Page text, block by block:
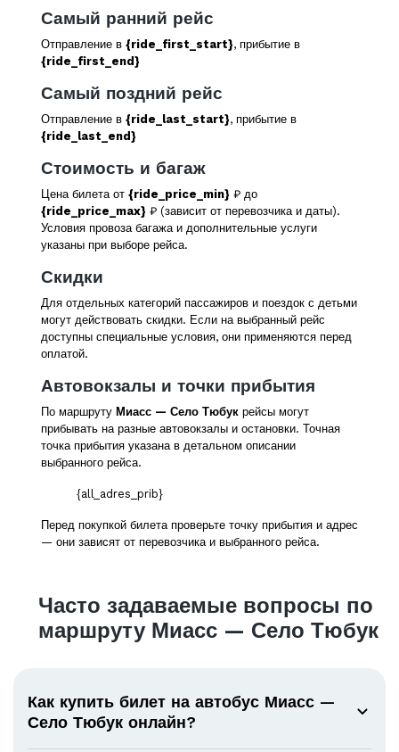
Самый ранний рейс
Отправление в {ride_first_start}, прибытие в
{ride_first_end}
Самый поздний рейс
Отправление в {ride_last_start}, прибытие в
{ride_last_end}
Стоимость и багаж
Цена билета от {ride_price_min} ₽ до
{ride_price_max} ₽ (зависит от перевозчика и даты).
Условия провоза багажа и дополнительные услуги
указаны при выборе рейса.
Скидки
Для отдельных категорий пассажиров и поездок с детьми
могут действовать скидки. Если на выбранный рейс
доступны специальные условия, они применяются перед
оплатой.
Автовокзалы и точки прибытия
По маршруту Миасс — Село Тюбук рейсы могут
прибывать на разные автовокзалы и остановки. Точная
точка прибытия указана в детальном описании
выбранного рейса.
{all_adres_prib}
Перед покупкой билета проверьте точку прибытия и адрес
— они зависят от перевозчика и выбранного рейса.
Часто задаваемые вопросы по
маршруту Миасс — Село Тюбук
Как купить билет на автобус Миасс —
Село Тюбук онлайн?